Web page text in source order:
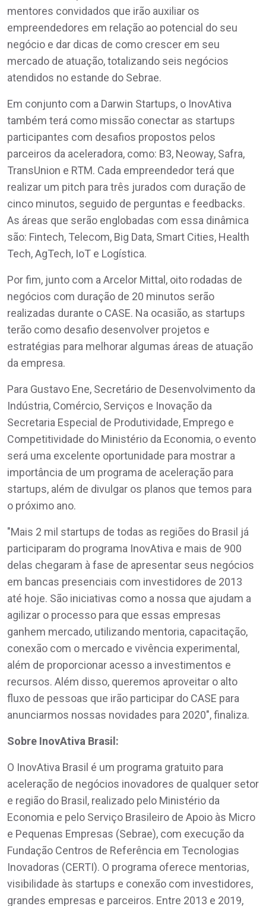
mentores convidados que irão auxiliar os
empreendedores em relação ao potencial do seu
negócio e dar dicas de como crescer em seu
mercado de atuação, totalizando seis negócios
atendidos no estande do Sebrae.
Em conjunto com a Darwin Startups, o InovAtiva
também terá como missão conectar as startups
participantes com desafios propostos pelos
parceiros da aceleradora, como: B3, Neoway, Safra,
TransUnion e RTM. Cada empreendedor terá que
realizar um pitch para três jurados com duração de
cinco minutos, seguido de perguntas e feedbacks.
As áreas que serão englobadas com essa dinâmica
são: Fintech, Telecom, Big Data, Smart Cities, Health
Tech, AgTech, IoT e Logística.
Por fim, junto com a Arcelor Mittal, oito rodadas de
negócios com duração de 20 minutos serão
realizadas durante o CASE. Na ocasião, as startups
terão como desafio desenvolver projetos e
estratégias para melhorar algumas áreas de atuação
da empresa.
Para Gustavo Ene, Secretário de Desenvolvimento da
Indústria, Comércio, Serviços e Inovação da
Secretaria Especial de Produtividade, Emprego e
Competitividade do Ministério da Economia, o evento
será uma excelente oportunidade para mostrar a
importância de um programa de aceleração para
startups, além de divulgar os planos que temos para
o próximo ano.
"Mais 2 mil startups de todas as regiões do Brasil já
participaram do programa InovAtiva e mais de 900
delas chegaram à fase de apresentar seus negócios
em bancas presenciais com investidores de 2013
até hoje. São iniciativas como a nossa que ajudam a
agilizar o processo para que essas empresas
ganhem mercado, utilizando mentoria, capacitação,
conexão com o mercado e vivência experimental,
além de proporcionar acesso a investimentos e
recursos. Além disso, queremos aproveitar o alto
fluxo de pessoas que irão participar do CASE para
anunciarmos nossas novidades para 2020", finaliza.
Sobre InovAtiva Brasil:
O InovAtiva Brasil é um programa gratuito para
aceleração de negócios inovadores de qualquer setor
e região do Brasil, realizado pelo Ministério da
Economia e pelo Serviço Brasileiro de Apoio às Micro
e Pequenas Empresas (Sebrae), com execução da
Fundação Centros de Referência em Tecnologias
Inovadoras (CERTI). O programa oferece mentorias,
visibilidade às startups e conexão com investidores,
grandes empresas e parceiros. Entre 2013 e 2019,